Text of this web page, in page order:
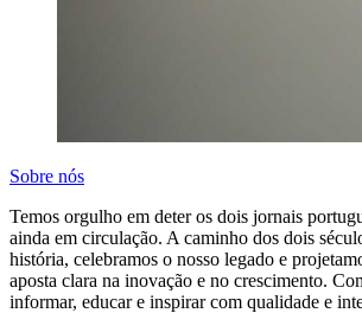
Sobre nós
Temos orgulho em deter os dois jornais
ainda em circulação. A caminho dos dois
história, celebramos o nosso legado e
aposta clara na inovação e no crescimento.
informar, educar e inspirar com qualidade e